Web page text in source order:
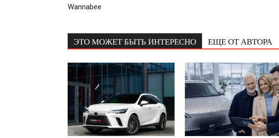
Wannabee
ЭТО МОЖЕТ БЫТЬ ИНТЕРЕСНО ЕЩЕ ОТ АВТОРА